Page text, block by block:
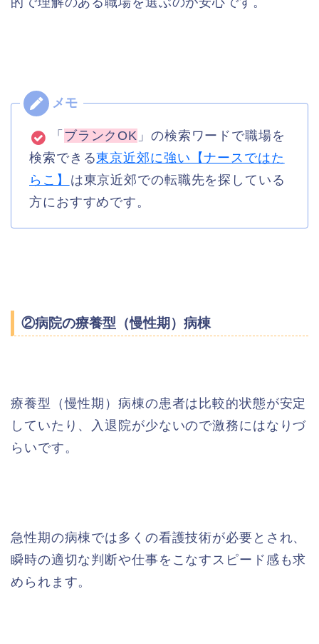
「 ブランクOK 」の検索ワードで職場を
検索できる東京近郊に強い【ナースではた
らこ】
は東京近郊での転職先を探している
方におすすめです。
②病院の療養型（慢性期）病棟
療養型（慢性期）病棟の患者は比較的状態が安定
していたり、入退院が少ないので激務にはなりづ
らいです。
急性期の病棟では多くの看護技術が必要とされ、
瞬時の適切な判断や仕事をこなすスピード感も求
められます。